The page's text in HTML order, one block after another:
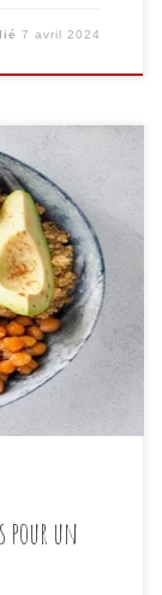
7 avril 2024
sont pas
des plats
repas
pour
vous soyez
du régime
pour un